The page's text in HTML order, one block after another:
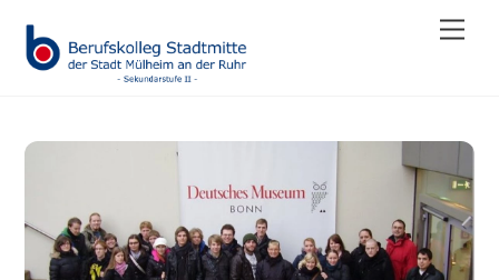
content